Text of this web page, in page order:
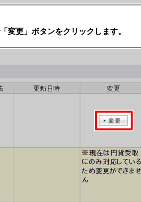
変更」ボタンをクリックします。